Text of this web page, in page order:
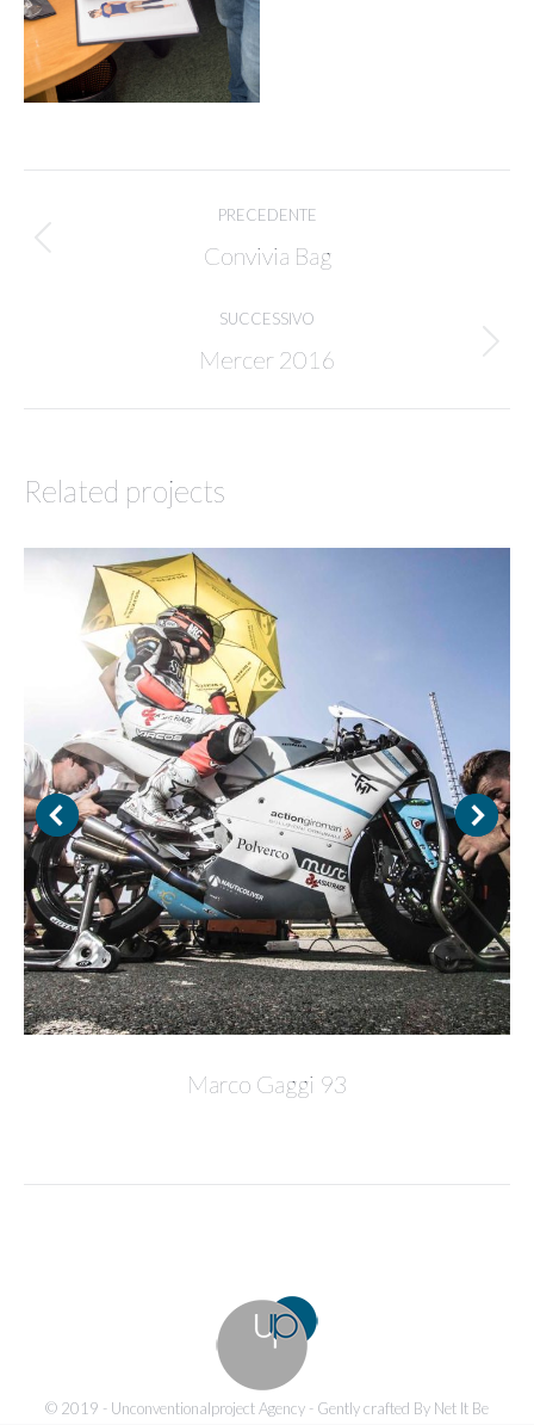
navigation
PRECEDENTE
Previous
Convivia Bag
SUCCESSIVO
Next
Mercer 2016
Related projects
Marco Gaggi 93
© 2019 - Unconventionalproject Agency - Gently crafted By Net It Be